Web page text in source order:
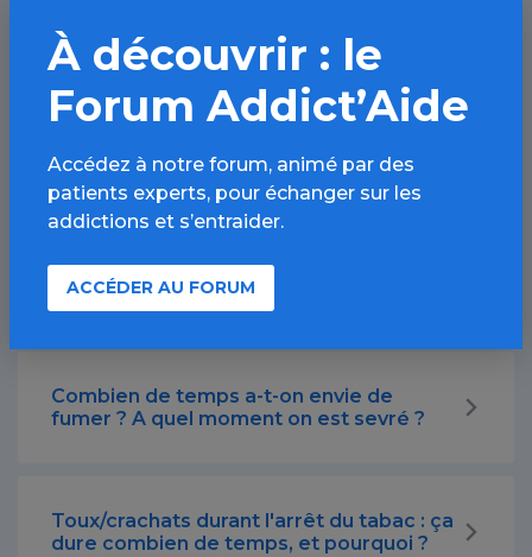
Je m'inquiète : on m'a parlé de
saignement des gencives, insomnie,
"obligé" d'arrêter de fumer : comment
faire dans ces cas là ?
Combien de temps a-t-on envie de
fumer ? A quel moment on est sevré ?
Toux/crachats durant l'arrêt du tabac : ça
dure combien de temps, et pourquoi ?
À découvrir : le
Forum Addict’Aide
Accédez à notre forum, animé par des
patients experts, pour échanger sur les
addictions et s’entraider.
ACCÉDER AU FORUM